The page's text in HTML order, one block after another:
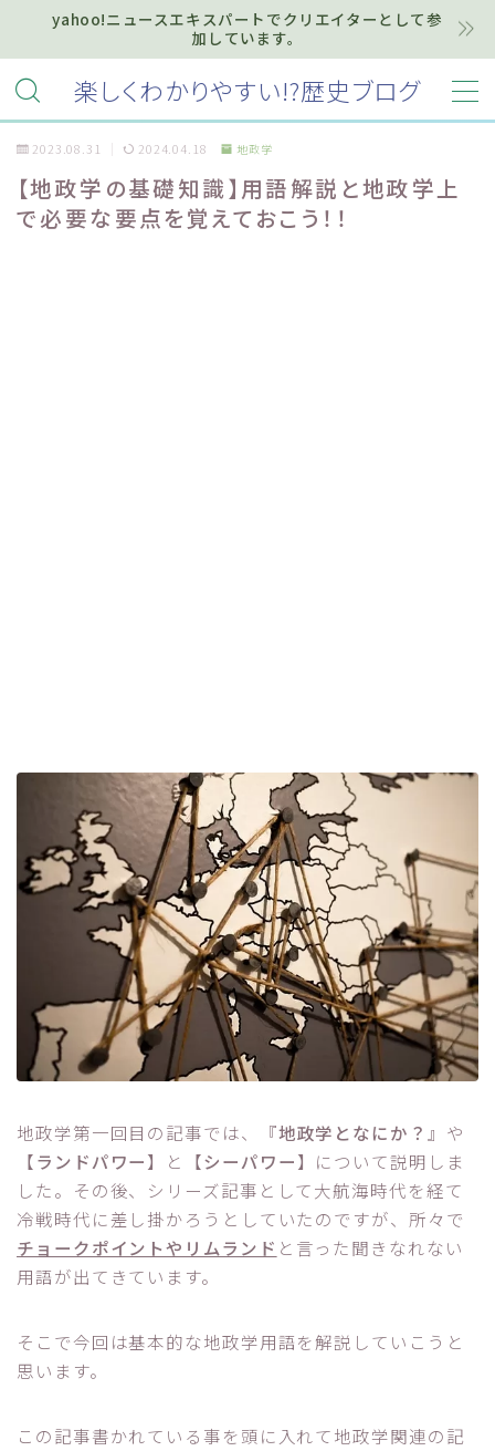
yahoo!ニュースエキスパートでクリエイターとして参
加しています。
楽しくわかりやすい!?歴史ブログ
MENU
ホーム
プライバシーポリシー
2023.08.31 2024.04.18 地政学
【地政学の基礎知識】用語解説と地政学上
で必要な要点を覚えておこう！！
地政学第一回目の記事では、『地政学となにか？ 』や
【ランドパワー】と【シーパワー】について説明しま
した。その後、シリーズ記事として大航海時代を経て
冷戦時代に差し掛かろうとしていたのですが、所々で
チョークポイントやリムランド と言った聞きなれない
用語が出てきています。
そこで今回は基本的な地政学用語を解説していこうと
思います。
この記事書かれている事を頭に入れて地政学関連の記